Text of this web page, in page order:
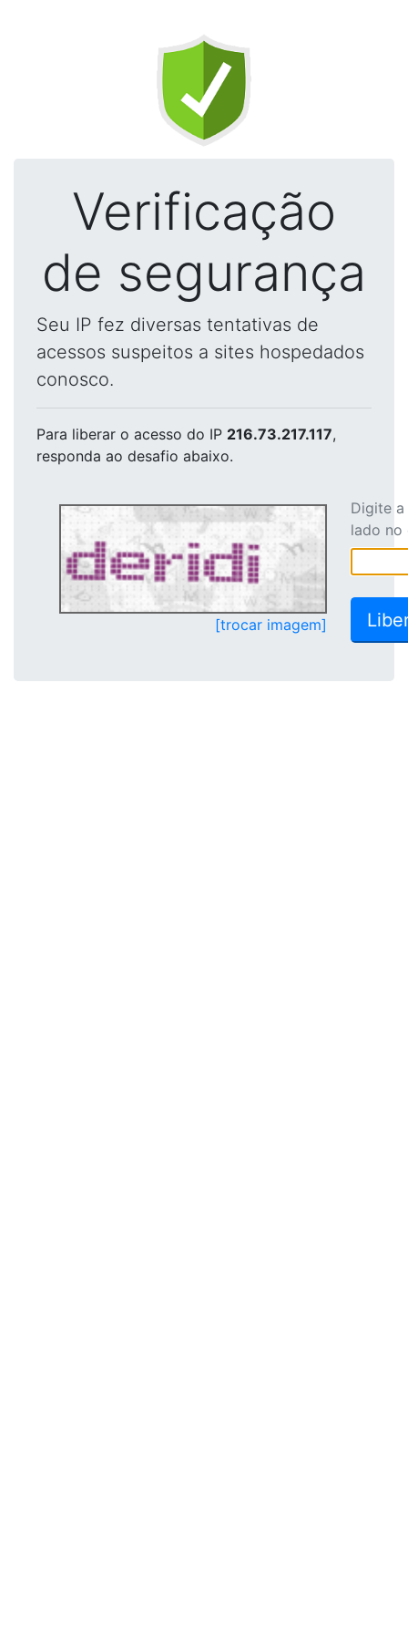
Verificação
de segurança
Seu IP fez diversas tentativas de
acessos suspeitos a sites hospedados
conosco.
Para liberar o acesso do IP 216.73.217.117,
responda ao desafio abaixo.
[trocar imagem]
Digite
lado no